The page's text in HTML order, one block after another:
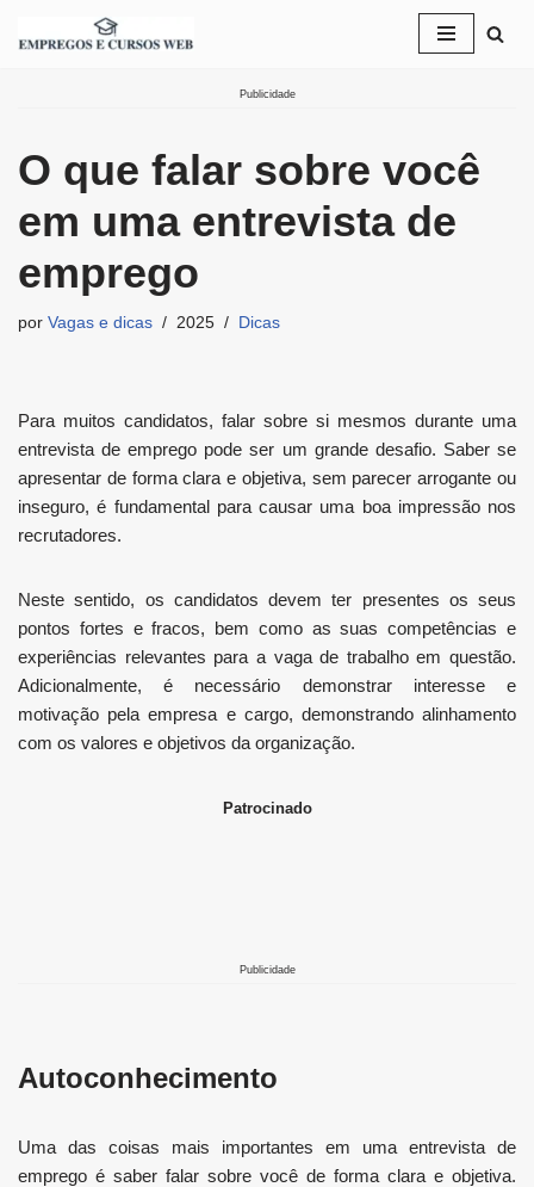
Publicidade
O que falar sobre você
em uma entrevista de
emprego
por Vagas e dicas 2025 Dicas
Para muitos candidatos, falar sobre si mesmos durante uma
entrevista de emprego pode ser um grande desafio. Saber se
apresentar de forma clara e objetiva, sem parecer arrogante ou
inseguro, é fundamental para causar uma boa impressão nos
recrutadores.
Neste sentido, os candidatos devem ter presentes os seus
pontos fortes e fracos, bem como as suas competências e
experiências relevantes para a vaga de trabalho em questão.
Adicionalmente, é necessário demonstrar interesse e
motivação pela empresa e cargo, demonstrando alinhamento
com os valores e objetivos da organização.
Patrocinado
Publicidade
Autoconhecimento
Uma das coisas mais importantes em uma entrevista de
emprego é saber falar sobre você de forma clara e objetiva.